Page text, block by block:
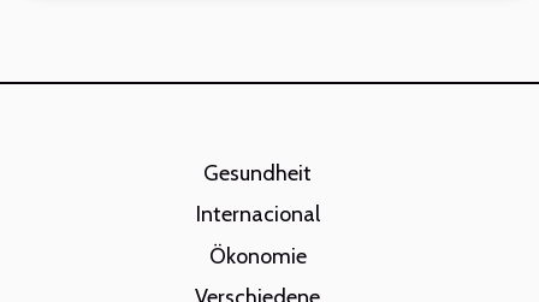
Gesundheit
Internacional
Ökonomie